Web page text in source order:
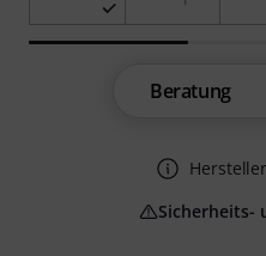
Beratung
Sicherheits-